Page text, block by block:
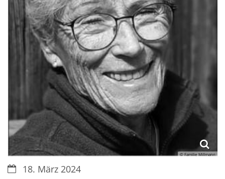
© Familie Millmann
Datum:18. März 2024